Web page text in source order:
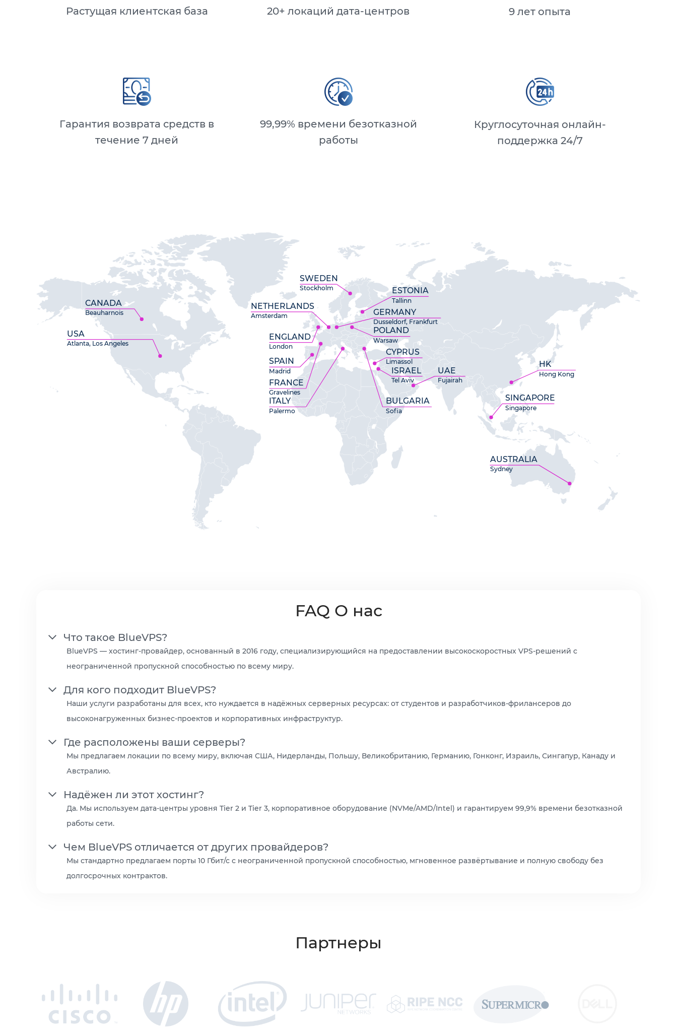
Растущая клиентская база 20+ локаций дата-центров 9 лет опыта
Гарантия возврата средств в
течение 7 дней
99,99% времени безотказной
работы
Круглосуточная онлайн-
поддержка 24/7
FRANCE
Gravelines
ITALY
Palermo
BULGARIA
Sofia
ISRAEL
Tel Aviv
UAE
Fujairah
SPAIN
Madrid
AUSTRALIA
Sydney
SINGAPORE
Singapore
HK
Hong Kong
ESTONIA
Tallinn
SWEDEN
Stockholm
ENGLAND
London
CYPRUS
Limassol
USA
Atlanta, Los Angeles
CANADA
Beauharnois
NETHERLANDS
Amsterdam GERMANY
Dusseldorf, Frankfurt
POLAND
Warsaw
FAQ О нас
Что такое BlueVPS?
BlueVPS — хостинг-провайдер, основанный в 2016 году, специализирующийся на предоставлении высокоскоростных VPS-решений с
неограниченной пропускной способностью по всему миру.
Для кого подходит BlueVPS?
Наши услуги разработаны для всех, кто нуждается в надёжных серверных ресурсах: от студентов и разработчиков-фрилансеров до
высоконагруженных бизнес-проектов и корпоративных инфраструктур.
Где расположены ваши серверы?
Мы предлагаем локации по всему миру, включая США, Нидерланды, Польшу, Великобританию, Германию, Гонконг, Израиль, Сингапур, Канаду и
Австралию.
Надёжен ли этот хостинг?
Да. Мы используем дата-центры уровня Tier 2 и Tier 3, корпоративное оборудование (NVMe/AMD/Intel) и гарантируем 99,9% времени безотказной
работы сети.
Чем BlueVPS отличается от других провайдеров?
Мы стандартно предлагаем порты 10 Гбит/с с неограниченной пропускной способностью, мгновенное развёртывание и полную свободу без
долгосрочных контрактов.
Партнеры